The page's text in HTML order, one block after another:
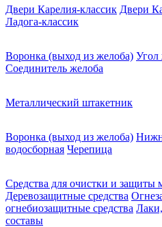
Двери Карелия-классик Двери
Ладога-классик
Воронка (выход из желоба) Угол
Соединитель желоба
Металлический штакетник
Воронка (выход из желоба)
водосборная Черепица
Средства для очистки и защиты
Деревозащитные средства
огнебиозащитные средства
составы